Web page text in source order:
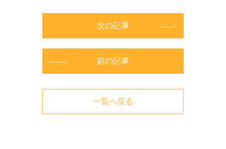
前の記事
次の記事
一覧へ戻る